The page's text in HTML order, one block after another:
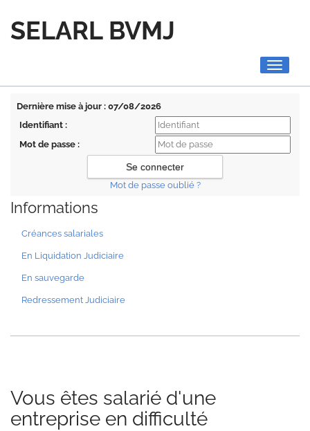
SELARL BVMJ
Toggle
Dernière mise à jour : 07/08/2026
Identifiant :
Mot de passe :
Mot de passe oublié ?
Informations
Créances salariales
En Liquidation Judiciaire
En sauvegarde
Redressement Judiciaire
Vous êtes salarié d'une
entreprise en difficulté